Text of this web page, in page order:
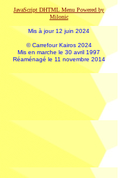
JavaScript DHTML Menu Powered by
Milonic
Mis à jour 12 juin 2024
© Carrefour Kairos 2024
Mis en marche le 30 avril 1997
Réaménagé le 11 novembre 2014